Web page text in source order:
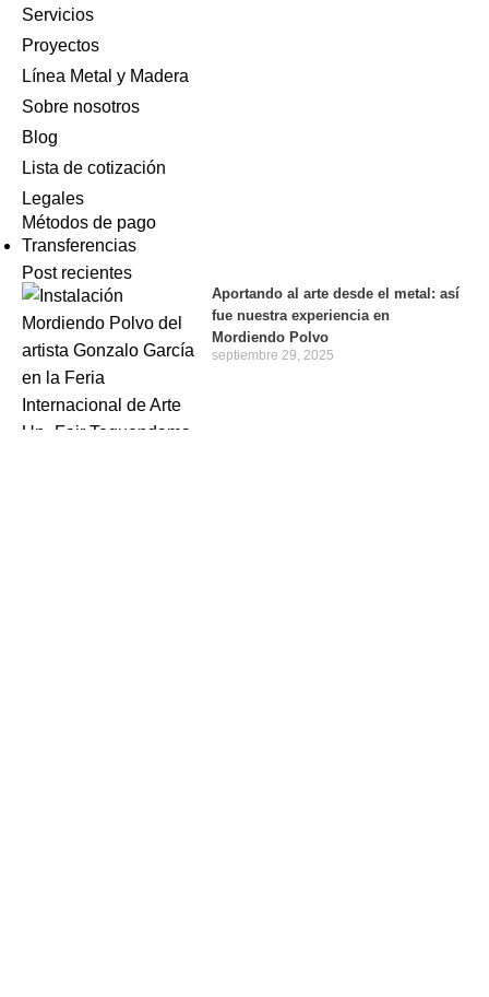
Servicios
Proyectos
Línea Metal y Madera
Sobre nosotros
Blog
Lista de cotización
Legales
Métodos de pago
Transferencias
Post recientes
Aportando al arte desde el metal: así
fue nuestra experiencia en
Mordiendo Polvo
septiembre 29, 2025